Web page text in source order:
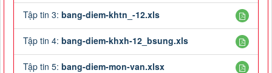
Tập tin 3: bang-diem-khtn_-12.xls
Tập tin 4: bang-diem-khxh-12_bsung.xls
Tập tin 5: bang-diem-mon-van.xlsx